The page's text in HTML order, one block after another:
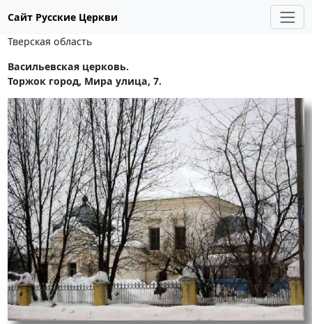
Сайт Русские Церкви
Тверская область
Васильевская церковь.
Торжок город, Мира улица, 7.